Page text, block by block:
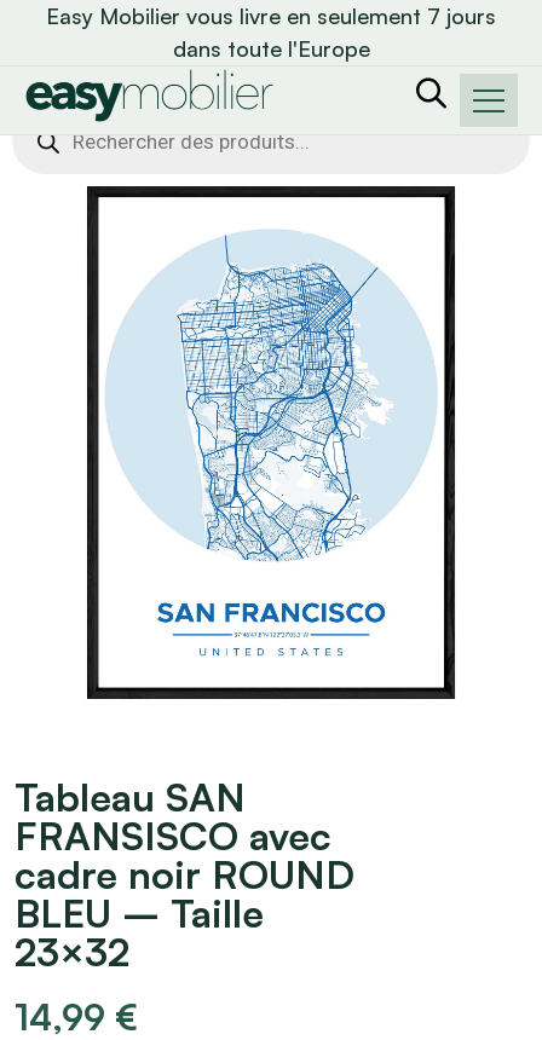
Easy Mobilier vous livre en seulement 7 jours
dans toute l'Europe
Recherche
de
Tableau SAN
FRANSISCO avec
cadre noir ROUND
BLEU – Taille
23×32
14,99 €